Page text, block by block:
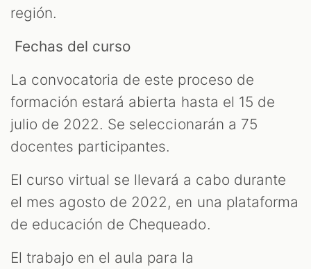
región.
Fechas del curso
La convocatoria de este proceso de
formación estará abierta hasta el 15 de
julio de 2022. Se seleccionarán a 75
docentes participantes.
El curso virtual se llevará a cabo durante
el mes agosto de 2022, en una plataforma
de educación de Chequeado.
El trabajo en el aula para la